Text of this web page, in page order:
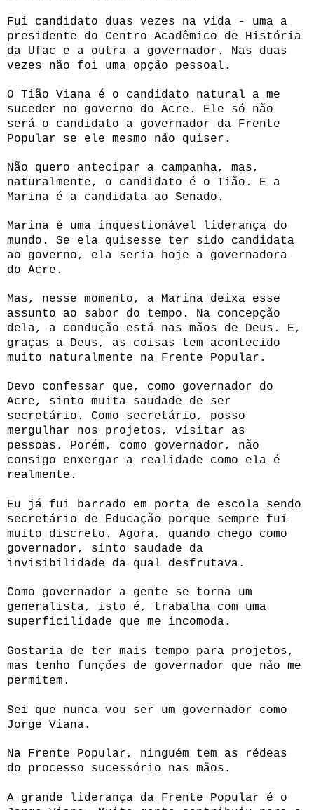
Fui candidato duas vezes na vida - uma a
presidente do Centro Acadêmico de História
da Ufac e a outra a governador. Nas duas
vezes não foi uma opção pessoal.
O Tião Viana é o candidato natural a me
suceder no governo do Acre. Ele só não
será o candidato a governador da Frente
Popular se ele mesmo não quiser.
Não quero antecipar a campanha, mas,
naturalmente, o candidato é o Tião. E a
Marina é a candidata ao Senado.
Marina é uma inquestionável liderança do
mundo. Se ela quisesse ter sido candidata
ao governo, ela seria hoje a governadora
do Acre.
Mas, nesse momento, a Marina deixa esse
assunto ao sabor do tempo. Na concepção
dela, a condução está nas mãos de Deus. E,
graças a Deus, as coisas tem acontecido
muito naturalmente na Frente Popular.
Devo confessar que, como governador do
Acre, sinto muita saudade de ser
secretário. Como secretário, posso
mergulhar nos projetos, visitar as
pessoas. Porém, como governador, não
consigo enxergar a realidade como ela é
realmente.
Eu já fui barrado em porta de escola sendo
secretário de Educação porque sempre fui
muito discreto. Agora, quando chego como
governador, sinto saudade da
invisibilidade da qual desfrutava.
Como governador a gente se torna um
generalista, isto é, trabalha com uma
superficilidade que me incomoda.
Gostaria de ter mais tempo para projetos,
mas tenho funções de governador que não me
permitem.
Sei que nunca vou ser um governador como
Jorge Viana.
Na Frente Popular, ninguém tem as rédeas
do processo sucessório nas mãos.
A grande liderança da Frente Popular é o